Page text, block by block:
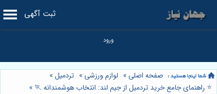
ثبت آگهی
صفحه اصلی » لوازم ورزشی » تردمیل»
⭐️ راهنمای جامع خرید تردمیل از جیم لند: انتخاب هوشمندانه 🏃 »